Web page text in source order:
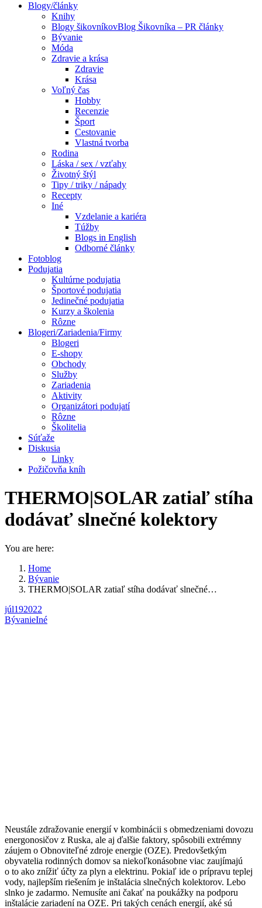
Blogy/články
Knihy
Blogy šikovníkovBlog Šikovníka – PR články
Bývanie
Móda
Zdravie a krása
Zdravie
Krása
Voľný čas
Hobby
Recenzie
Šport
Cestovanie
Vlastná tvorba
Rodina
Láska / sex / vzťahy
Životný štýl
Tipy / triky / nápady
Recepty
Iné
Vzdelanie a kariéra
Túžby
Blogs in English
Odborné články
Fotoblog
Podujatia
Kultúrne podujatia
Športové podujatia
Jedinečné podujatia
Kurzy a školenia
Rôzne
Blogeri/Zariadenia/Firmy
Blogeri
E-shopy
Obchody
Služby
Zariadenia
Aktivity
Organizátori podujatí
Rôzne
Školitelia
Súťaže
Diskusia
Linky
Požičovňa kníh
THERMO|SOLAR zatiaľ stíha
dodávať slnečné kolektory
You are here:
Home
Bývanie
THERMO|SOLAR zatiaľ stíha dodávať slnečné…
júl192022
BývanieIné
Neustále zdražovanie energií v kombinácii s obmedzeniami dovozu
energonosičov z Ruska, ale aj ďalšie faktory, spôsobili extrémny
záujem o Obnoviteľné zdroje energie (OZE). Predovšetkým
obyvatelia rodinných domov sa niekoľkonásobne viac zaujímajú
o to ako znížiť účty za plyn a elektrinu. Pokiaľ ide o prípravu teplej
vody, najlepším riešením je inštalácia slnečných kolektorov. Lebo
slnko je zadarmo. Nemusíte ani čakať na poukážky na podporu
inštalácie zariadení na OZE. Pri takých cenách energií, aké sú